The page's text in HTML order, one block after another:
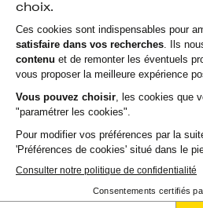
FRANCETONER
Pack de 4 cartouches
d'encre FranceToner
équivalent à
BROTHER
LC1000VALB...